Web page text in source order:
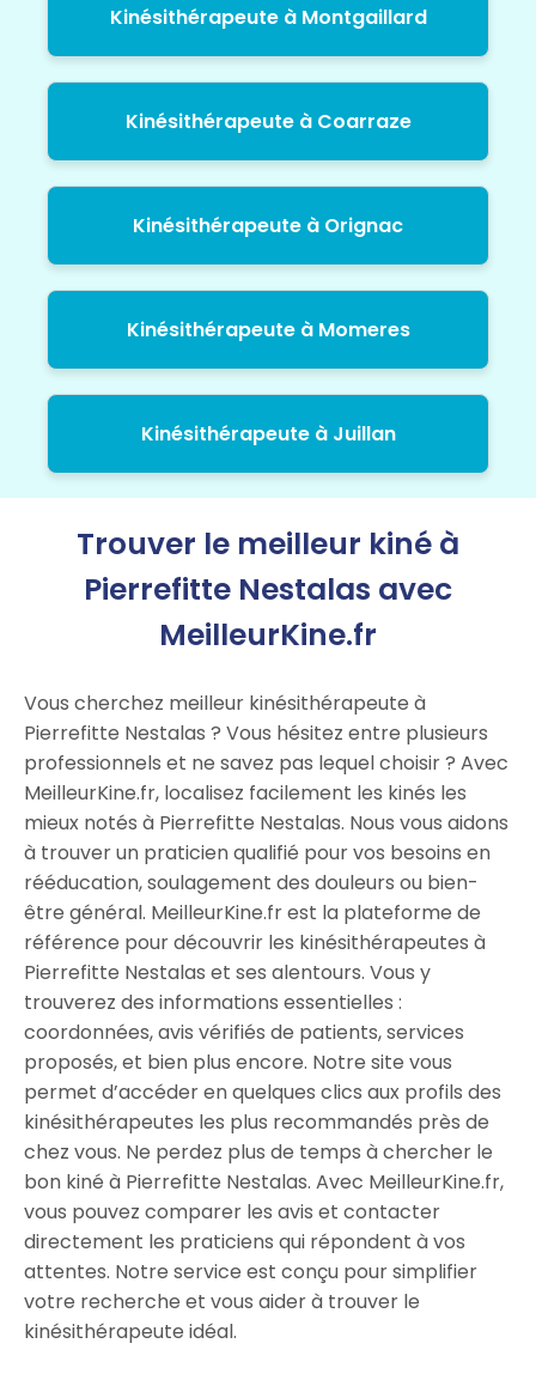
Kinésithérapeute à Montgaillard
Kinésithérapeute à Coarraze
Kinésithérapeute à Orignac
Kinésithérapeute à Momeres
Kinésithérapeute à Juillan
Trouver le meilleur kiné à
Pierrefitte Nestalas avec
MeilleurKine.fr
Vous cherchez meilleur kinésithérapeute à
Pierrefitte Nestalas ? Vous hésitez entre plusieurs
professionnels et ne savez pas lequel choisir ? Avec
MeilleurKine.fr, localisez facilement les kinés les
mieux notés à Pierrefitte Nestalas. Nous vous aidons
à trouver un praticien qualifié pour vos besoins en
rééducation, soulagement des douleurs ou bien-
être général. MeilleurKine.fr est la plateforme de
référence pour découvrir les kinésithérapeutes à
Pierrefitte Nestalas et ses alentours. Vous y
trouverez des informations essentielles :
coordonnées, avis vérifiés de patients, services
proposés, et bien plus encore. Notre site vous
permet d’accéder en quelques clics aux profils des
kinésithérapeutes les plus recommandés près de
chez vous. Ne perdez plus de temps à chercher le
bon kiné à Pierrefitte Nestalas. Avec MeilleurKine.fr,
vous pouvez comparer les avis et contacter
directement les praticiens qui répondent à vos
attentes. Notre service est conçu pour simplifier
votre recherche et vous aider à trouver le
kinésithérapeute idéal.